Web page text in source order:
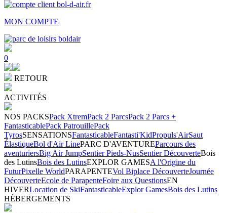
MON COMPTE
0
RETOUR
ACTIVITÉS
NOS PACKSPack XtremPack 2 ParcsPack 2 Parcs +
FantasticablePack PatrouillePack
TyrosSENSATIONSFantasticableFantasti'KidPropuls'AirSaut
ÉlastiqueBol d'Air LinePARC D'AVENTUREParcours des
aventuriersBig Air JumpSentier Pieds-NusSentier DécouverteBois
des LutinsBois des LutinsEXPLOR GAMESA l'Origine du
FuturPixelle WorldPARAPENTEVol Biplace DécouverteJournée
DécouverteEcole de ParapenteFoire aux QuestionsEN
HIVERLocation de SkiFantasticableExplor GamesBois des Lutins
HÉBERGEMENTS